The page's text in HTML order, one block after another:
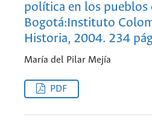
política en los pueblos
Bogotá:Instituto
Historia, 2004. 234
María del Pilar Mejía
PDF